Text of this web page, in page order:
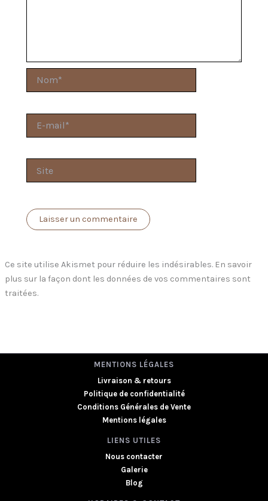
mail*
Ce site utilise Akismet pour réduire les indésirables. En savoir
plus sur la façon dont les données de vos commentaires sont
traitées.
MENTIONS LÉGALES
Livraison & retours
Politique de confidentialité
Conditions Générales de Vente
Mentions légales
LIENS UTILES
Nous contacter
Galerie
Blog